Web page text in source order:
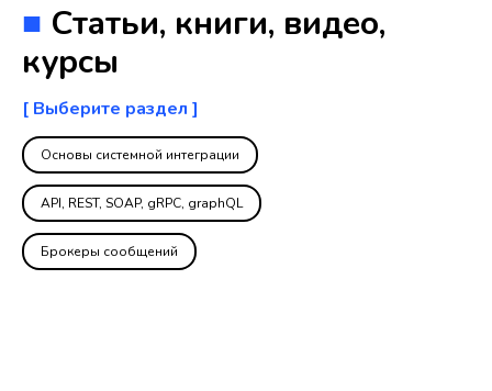
■ Статьи, книги, видео,
курсы
[ Выберите раздел ]
Основы системной интеграции
API, REST, SOAP, gRPC, graphQL
Брокеры сообщений